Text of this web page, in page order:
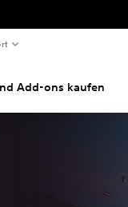
Add-ons kaufen